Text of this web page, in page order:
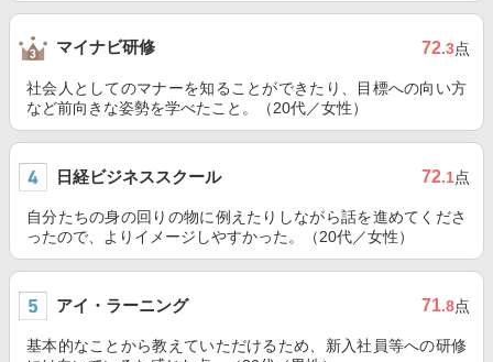
マイナビ研修 72.3点
社会人としてのマナーを知ることができたり、目標への向い方
など前向きな姿勢を学べたこと。（20代／女性）
日経ビジネススクール 72.1点
自分たちの身の回りの物に例えたりしながら話を進めてくださ
ったので、よりイメージしやすかった。（20代／女性）
アイ・ラーニング 71.8点
基本的なことから教えていただけるため、新入社員等への研修